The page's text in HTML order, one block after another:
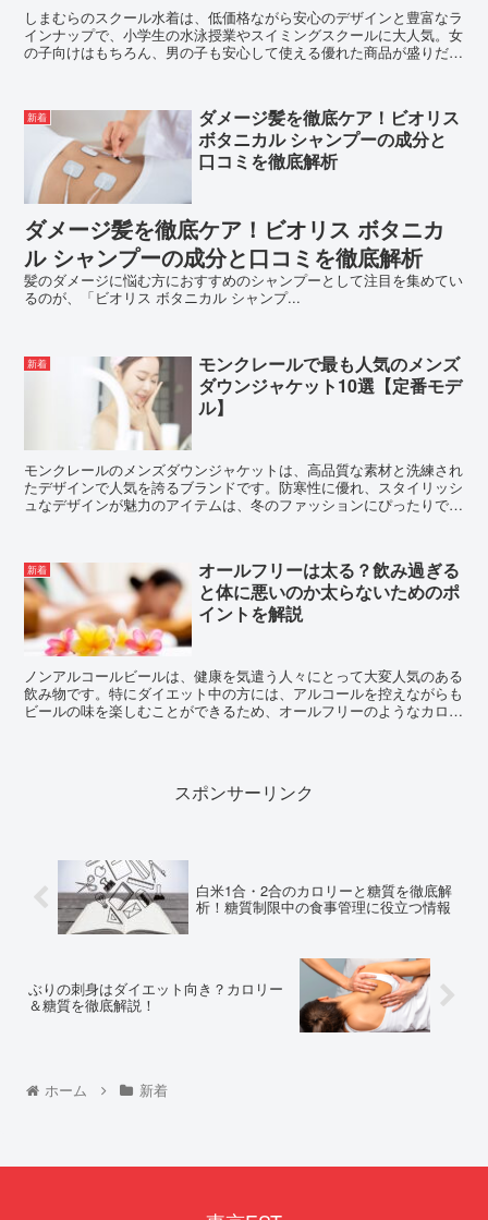
しまむらのスクール水着は、低価格ながら安心のデザインと豊富なラ
インナップで、小学生の水泳授業やスイミングスクールに大人気。女
の子向けはもちろん、男の子も安心して使える優れた商品が盛りだく
新着
ダメージ髪を徹底ケア！ビオリス
ボタニカル シャンプーの成分と
口コミを徹底解析
ダメージ髪を徹底ケア！ビオリス ボタニカ
ル シャンプーの成分と口コミを徹底解析
髪のダメージに悩む方におすすめのシャンプーとして注目を集めてい
るのが、「ビオリス ボタニカル シャンプ...
新着
モンクレールで最も人気のメンズ
ダウンジャケット10選【定番モデ
ル】
モンクレールのメンズダウンジャケットは、高品質な素材と洗練され
たデザインで人気を誇るブランドです。防寒性に優れ、スタイリッシ
ュなデザインが魅力のアイテムは、冬のファッションにぴったりで
新着
オールフリーは太る？飲み過ぎる
と体に悪いのか太らないためのポ
イントを解説
ノンアルコールビールは、健康を気遣う人々にとって大変人気のある
飲み物です。特にダイエット中の方には、アルコールを控えながらも
ビールの味を楽しむことができるため、オールフリーのようなカロリ
スポンサーリンク
白米1合・2合のカロリーと糖質を徹底解
析！糖質制限中の食事管理に役立つ情報
ぶりの刺身はダイエット向き？カロリー
＆糖質を徹底解説！
ホーム 新着